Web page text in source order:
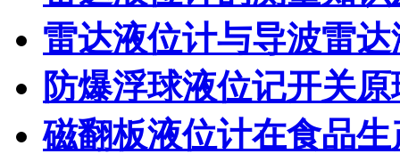
雷达液位计与导波雷
防爆浮球液位记开关
磁翻板液位计在食品